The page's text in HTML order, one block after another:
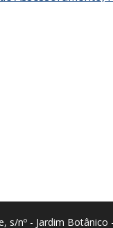
s/nº - Jardim